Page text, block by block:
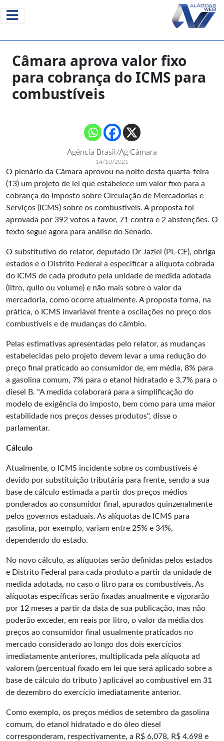
Câmara aprova valor fixo
para cobrança do ICMS para
combustíveis
Agência Brasil/Ag Câmara
14/10/2021
O plenário da Câmara aprovou na noite desta quarta-feira
(13) um projeto de lei que estabelece um valor fixo para a
cobrança do Imposto sobre Circulação de Mercadorias e
Serviços (ICMS) sobre os combustíveis. A proposta foi
aprovada por 392 votos a favor, 71 contra e 2 abstenções. O
texto segue agora para análise do Senado.
O substitutivo do relator, deputado Dr Jaziel (PL-CE), obriga
estados e o Distrito Federal a especificar a alíquota cobrada
do ICMS de cada produto pela unidade de medida adotada
(litro, quilo ou volume) e não mais sobre o valor da
mercadoria, como ocorre atualmente. A proposta torna, na
prática, o ICMS invariável frente a oscilações no preço dos
combustíveis e de mudanças do câmbio.
Pelas estimativas apresentadas pelo relator, as mudanças
estabelecidas pelo projeto devem levar a uma redução do
preço final praticado ao consumidor de, em média, 8% para
a gasolina comum, 7% para o etanol hidratado e 3,7% para o
diesel B. "A medida colaborará para a simplificação do
modelo de exigência do imposto, bem como para uma maior
estabilidade nos preços desses produtos", disse o
parlamentar.
Cálculo
Atualmente, o ICMS incidente sobre os combustíveis é
devido por substituição tributária para frente, sendo a sua
base de cálculo estimada a partir dos preços médios
ponderados ao consumidor final, apurados quinzenalmente
pelos governos estaduais. As alíquotas de ICMS para
gasolina, por exemplo, variam entre 25% e 34%,
dependendo do estado.
No novo cálculo, as alíquotas serão definidas pelos estados
e Distrito Federal para cada produto a partir da unidade de
medida adotada, no caso o litro para os combustíveis. As
alíquotas específicas serão fixadas anualmente e vigorarão
por 12 meses a partir da data de sua publicação, mas não
poderão exceder, em reais por litro, o valor da média dos
preços ao consumidor final usualmente praticados no
mercado considerado ao longo dos dois exercícios
imediatamente anteriores, multiplicada pela alíquota ad
valorem (percentual fixado em lei que será aplicado sobre a
base de cálculo do tributo ) aplicável ao combustível em 31
de dezembro do exercício imediatamente anterior.
Como exemplo, os preços médios de setembro da gasolina
comum, do etanol hidratado e do óleo diesel
corresponderam, respectivamente, a R$ 6,078, R$ 4,698 e